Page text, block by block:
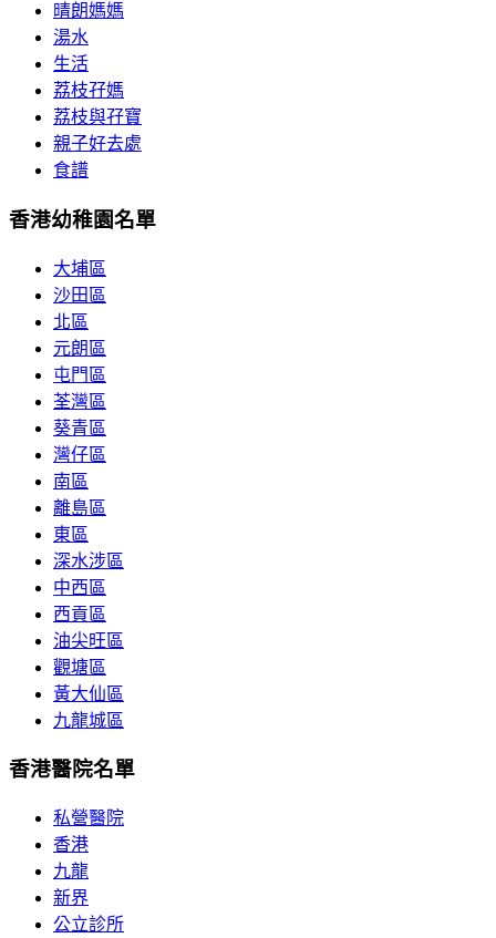
晴朗媽媽
湯水
生活
荔枝孖媽
荔枝與孖寶
親子好去處
食譜
香港幼稚園名單
大埔區
沙田區
北區
元朗區
屯門區
荃灣區
葵青區
灣仔區
南區
離島區
東區
深水涉區
中西區
西貢區
油尖旺區
觀塘區
黃大仙區
九龍城區
香港醫院名單
私營醫院
香港
九龍
新界
公立診所